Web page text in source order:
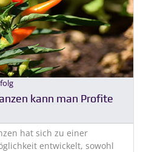
kann man Profite
hat sich zu einer
entwickelt, sowohl